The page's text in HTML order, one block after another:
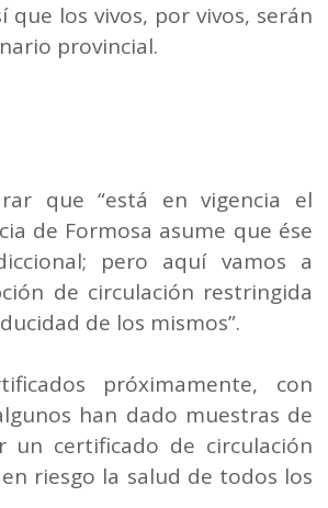
que los vivos, por vivos, serán
provincial.
que “está en vigencia el
de Formosa asume que ése
pero aquí vamos a
de circulación restringida
de los mismos”.
próximamente, con
han dado muestras de
un certificado de circulación
riesgo la salud de todos los